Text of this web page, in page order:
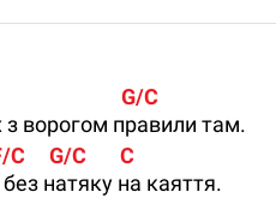
G/C
з ворогом правили там.
C     G/C       C
натяку на каяття.